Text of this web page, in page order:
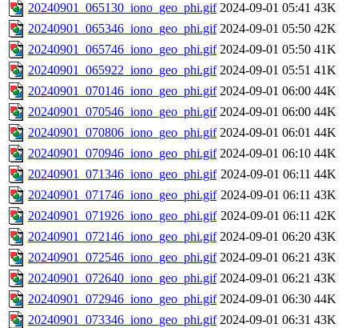
20240901_065130_iono_geo_phi.gif 2024-09-01 05:41 43K
20240901_065346_iono_geo_phi.gif 2024-09-01 05:50 42K
20240901_065746_iono_geo_phi.gif 2024-09-01 05:50 41K
20240901_065922_iono_geo_phi.gif 2024-09-01 05:51 41K
20240901_070146_iono_geo_phi.gif 2024-09-01 06:00 44K
20240901_070546_iono_geo_phi.gif 2024-09-01 06:00 44K
20240901_070806_iono_geo_phi.gif 2024-09-01 06:01 44K
20240901_070946_iono_geo_phi.gif 2024-09-01 06:10 44K
20240901_071346_iono_geo_phi.gif 2024-09-01 06:11 44K
20240901_071746_iono_geo_phi.gif 2024-09-01 06:11 43K
20240901_071926_iono_geo_phi.gif 2024-09-01 06:11 42K
20240901_072146_iono_geo_phi.gif 2024-09-01 06:20 43K
20240901_072546_iono_geo_phi.gif 2024-09-01 06:21 43K
20240901_072640_iono_geo_phi.gif 2024-09-01 06:21 43K
20240901_072946_iono_geo_phi.gif 2024-09-01 06:30 44K
20240901_073346_iono_geo_phi.gif 2024-09-01 06:31 43K